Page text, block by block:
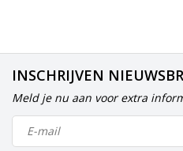
INSCHRIJVEN
Meld je nu aan voor extra